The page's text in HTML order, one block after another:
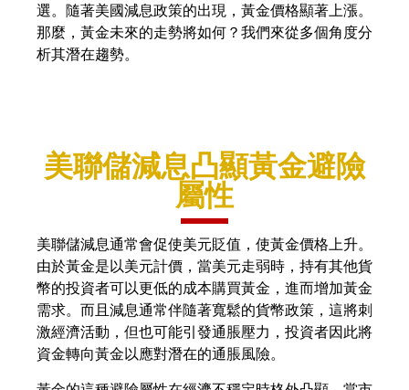
選。隨著美國減息政策的出現，黃金價格顯著上漲。
那麼，黃金未來的走勢將如何？我們來從多個角度分
析其潛在趨勢。
美聯儲減息凸顯黃金避險
屬性
美聯儲減息通常會促使美元貶值，使黃金價格上升。
由於黃金是以美元計價，當美元走弱時，持有其他貨
幣的投資者可以更低的成本購買黃金，進而增加黃金
需求。而且減息通常伴隨著寬鬆的貨幣政策，這將刺
激經濟活動，但也可能引發通脹壓力，投資者因此將
資金轉向黃金以應對潛在的通脹風險。